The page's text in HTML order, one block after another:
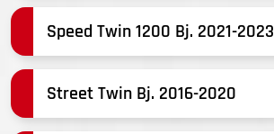
Speed Twin 1200 Bj. 2021-2023
Street Twin Bj. 2016-2020